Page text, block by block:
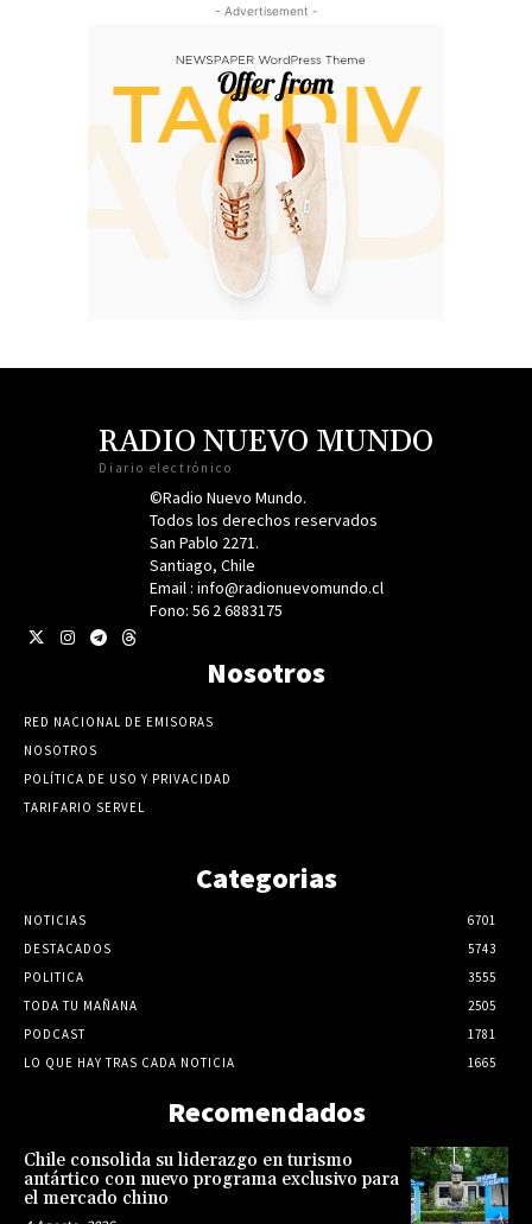
- Advertisement -
RADIO NUEVO MUNDO
Diario electrónico
©Radio Nuevo Mundo.
Todos los derechos reservados
San Pablo 2271.
Santiago, Chile
Email : info@radionuevomundo.cl
Fono: 56 2 6883175
Nosotros
RED NACIONAL DE EMISORAS
NOSOTROS
POLÍTICA DE USO Y PRIVACIDAD
TARIFARIO SERVEL
Categorias
NOTICIAS
6701
DESTACADOS
5743
POLITICA
3555
TODA TU MAÑANA
2505
PODCAST
1781
LO QUE HAY TRAS CADA NOTICIA
1665
Recomendados
Chile consolida su liderazgo en turismo
antártico con nuevo programa exclusivo para
el mercado chino